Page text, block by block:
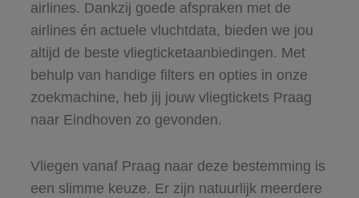
airlines. Dankzij goede afspraken met de
airlines én actuele vluchtdata, bieden we jou
altijd de beste vliegticketaanbiedingen. Met
behulp van handige filters en opties in onze
zoekmachine, heb jij jouw vliegtickets Praag
naar Eindhoven zo gevonden.
Vliegen vanaf Praag naar deze bestemming is
een slimme keuze. Er zijn natuurlijk meerdere